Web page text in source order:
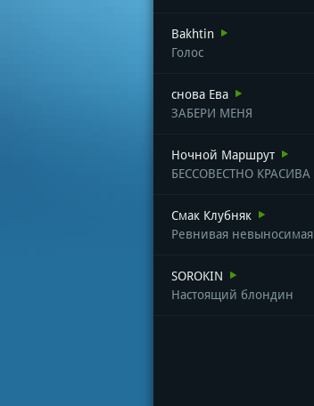
Bakhtin
Голос
снова Ева
ЗАБЕРИ МЕНЯ
Ночной Маршрут
БЕССОВЕСТНО КРАСИВА
Смак Клубняк
Ревнивая невыносимая
SOROKIN
Настоящий блондин